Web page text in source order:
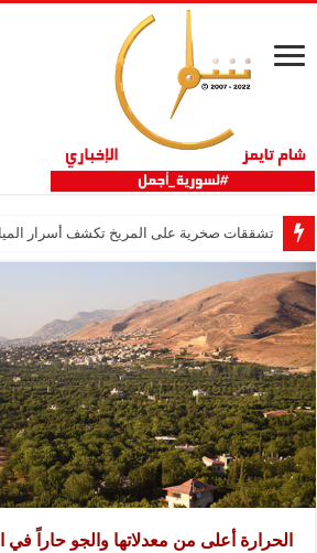
تشققات صخرية على المريخ تكشف أسرار
الحرارة أعلى من معدلاتها والجو حاراً